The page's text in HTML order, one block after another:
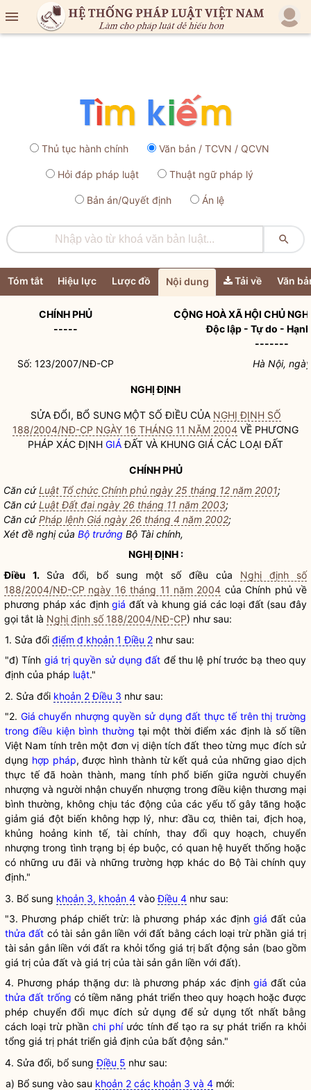

Thủ tục hành chính Văn bản / TCVN / QCVN
Hỏi đáp pháp luật Thuật ngữ pháp lý
Bản án/Quyết định Án lệ

Tóm tắt Hiệu lực Lược đồ Nội dung Tải về Văn
CHÍNH PHỦ
-----
CỘNG HOÀ XÃ HỘI CHỦ
Độc lập - Tự do -
-------
Số: 123/2007/NĐ-CP
Hà Nội,
NGHỊ ĐỊNH
SỬA ĐỔI, BỔ SUNG MỘT SỐ ĐIỀU CỦA NGHỊ ĐỊNH SỐ
188/2004/NĐ-CP NGÀY 16 THÁNG 11 NĂM 2004 VỀ PHƯƠNG
PHÁP XÁC ĐỊNH GIÁĐẤT VÀ KHUNG GIÁ CÁC LOẠI ĐẤT
CHÍNH PHỦ
Căn cứLuật Tổ chức Chính phủ ngày 25 tháng 12 năm 2001;
Căn cứLuật Đất đai ngày 26 tháng 11 năm 2003;
Căn cứPháp lệnh Giá ngày 26 tháng 4 năm 2002;
Xét đề nghị của Bộ trưởng Bộ Tài chính,
NGHỊ ĐỊNH :
Điều 1. Sửa đổi, bổ sung một số điều của Nghị định số
188/2004/NĐ-CP ngày 16 tháng 11 năm 2004 của Chính phủ về
phương pháp xác địnhgiá đất và khunggiá các loại đất (sau đây
gọi tắt là Nghị định số 188/2004/NĐ-CP) như sau:
1. Sửa đổi điểm đ khoản 1 Điều 2 như sau:
"đ) Tính giá trị quyền sử dụng đất để thu lệ phí trước bạ theo quy
định của pháp luật."
2. Sửa đổi khoản 2 Điều 3 như sau:
"2. Giá chuyển nhượng quyền sử dụng đất thực tế trên thị trường
trong điều kiện bình thường tại một thời điểm xác định là số tiền
Việt Nam tính trên một đơn vị diện tích đất theo từng mục đích sử
dụng hợp pháp, được hình thành từ kết quả của những giao dịch
thực tế đã hoàn thành, mang tính phổ biến giữa người chuyển
nhượng và người nhận chuyển nhượng trong điều kiện thương mại
bình thường, không chịu tác động của các yếu tố gây tăng hoặc
giảm giá đột biến không hợp lý, như: đầu cơ, thiên tai, địch hoạ,
khủng hoảng kinh tế, tài chính, thay đổi quy hoạch, chuyển
nhượng trong tình trạng bị ép buộc, có quan hệ huyết thống hoặc
có những ưu đãi và những trường hợp khác do Bộ Tài chính quy
định."
3. Bổ sung khoản 3, khoản 4 vàoĐiều 4 như sau:
"3. Phương pháp chiết trừ: là phương pháp xác định giá đất của
thửa đất có tài sản gắn liền với đất bằng cách loại trừ phần giá trị
tài sản gắn liền với đất ra khỏi tổng giá trị bất động sản (bao gồm
giá trị của đất và giá trị của tài sản gắn liền với đất).
4. Phương pháp thặng dư: là phương pháp xác định giá đất của
thửa đất trống có tiềm năng phát triển theo quy hoạch hoặc được
phép chuyển đổi mục đích sử dụng để sử dụng tốt nhất bằng
cách loại trừ phần chi phíước tính để tạo ra sự phát triển ra khỏi
tổng giá trị phát triển giả định của bất động sản."
4. Sửa đổi, bổ sungĐiều 5 như sau:
a) Bổ sung vào sau khoản 2 các khoản 3 và 4 mới: